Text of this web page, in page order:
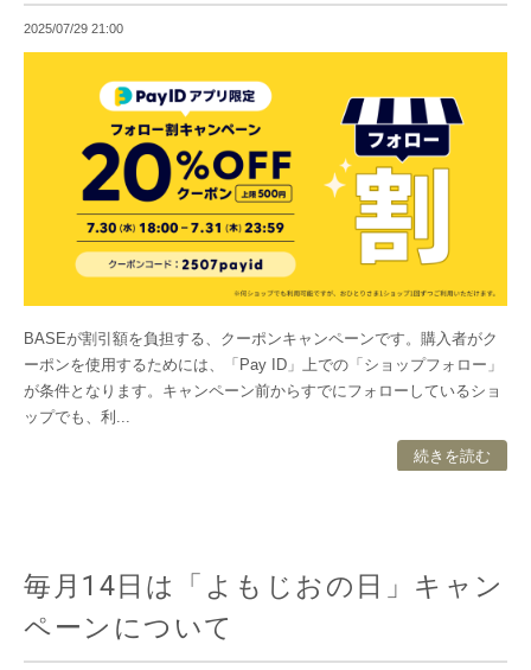
2025/07/29 21:00
BASEが割引額を負担する、クーポンキャンペーンです。購入者がク
ーポンを使用するためには、「Pay ID」上での「ショップフォロー」
が条件となります。キャンペーン前からすでにフォローしているショ
ップでも、利...
続きを読む
毎月14日は「よもじおの日」キャン
ペーンについて